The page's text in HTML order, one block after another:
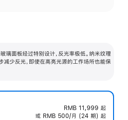
璃面板经过特别设计，反光率极低。纳米纹理
减少反光，即使在高亮光源的工作场所也能保
RMB 11,999 起
或 RMB 500/月 (24 期) 起